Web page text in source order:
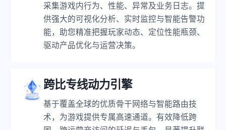
采集游戏内行为、性能、异常及业务日志。提
供强大的可视化分析、实时监控与智能告警功
能，助您精准把握玩家动态、定位性能瓶颈、
驱动产品优化与运营决策。
跨比专线动力引擎
基于覆盖全球的优质骨干网络与智能路由技
术，为游戏提供专属高速通道。有效降低跨